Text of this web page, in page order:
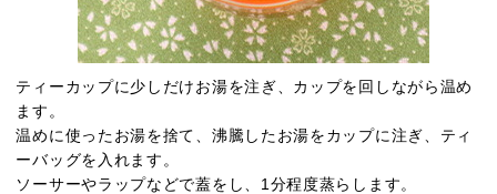
ティーカップに少しだけお湯を注ぎ、カップを回しながら温め
ます。
温めに使ったお湯を捨て、沸騰したお湯をカップに注ぎ、ティ
ーバッグを入れます。
ソーサーやラップなどで蓋をし、1分程度蒸らします。